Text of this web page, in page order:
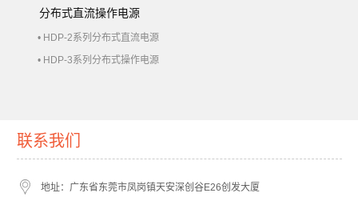
分布式直流操作电源
• HDP-2系列分布式直流电源
• HDP-3系列分布式操作电源
联系我们
地址：广东省东莞市凤岗镇天安深创谷E26创发大厦